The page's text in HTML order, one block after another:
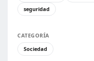
seguridad
CATEGORÍA
Sociedad